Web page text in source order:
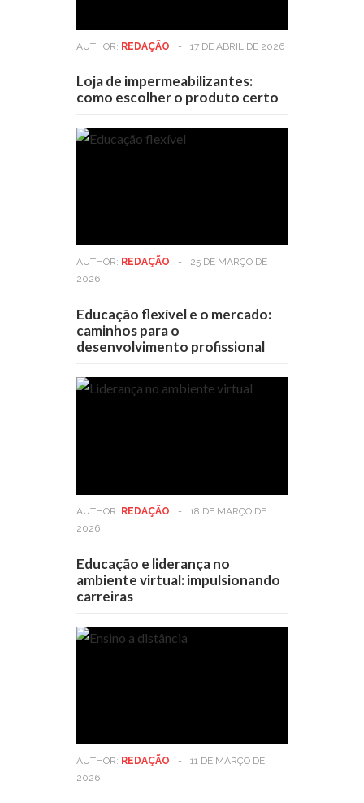
AUTHOR: REDAÇÃO - 17 DE ABRIL DE 2026
Loja de impermeabilizantes:
como escolher o produto certo
AUTHOR: REDAÇÃO -
25 DE MARÇO DE
2026
Educação flexível e o mercado:
caminhos para o
desenvolvimento profissional
AUTHOR: REDAÇÃO -
18 DE MARÇO DE
2026
Educação e liderança no
ambiente virtual: impulsionando
carreiras
AUTHOR: REDAÇÃO -
11 DE MARÇO DE
2026